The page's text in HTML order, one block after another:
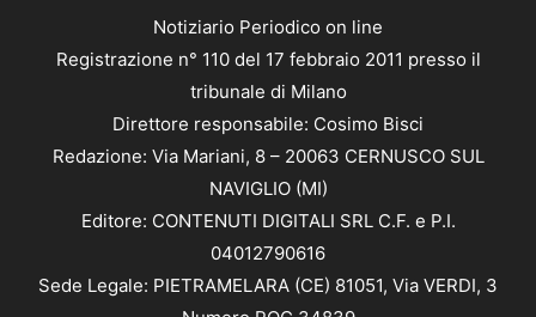
Notiziario Periodico on line
Registrazione n° 110 del 17 febbraio 2011 presso il
tribunale di Milano
Direttore responsabile: Cosimo Bisci
Redazione: Via Mariani, 8 – 20063 CERNUSCO SUL
NAVIGLIO (MI)
Editore: CONTENUTI DIGITALI SRL C.F. e P.I.
04012790616
Sede Legale: PIETRAMELARA (CE) 81051, Via VERDI, 3